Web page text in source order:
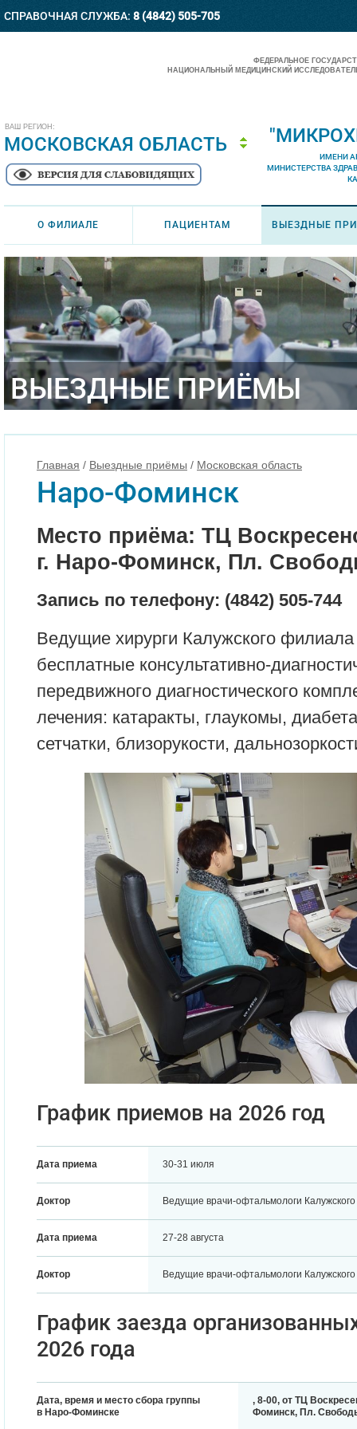
СПРАВОЧНАЯ СЛУЖБА: 8 (4842) 505-705
ВАШ РЕГИОН:
МОСКОВСКАЯ ОБЛАСТЬ
ФЕДЕРАЛЬНОЕ
НАЦИОНАЛЬНЫЙ МЕДИЦИНСКИЙ
ИМЕНИ
МИНИСТЕРСТВА
О ФИЛИАЛЕ ПАЦИЕНТАМ ВЫЕЗДНЫЕ
ВЫЕЗДНЫЕ ПРИЁМЫ
Главная / Выездные приёмы / Московская область
Наро-Фоминск
Место приёма: ТЦ
г. Наро-Фоминск, Пл.
Запись по телефону: (4842) 505-744
Ведущие хирурги Калужского
бесплатные консультативно-
передвижного диагностического
лечения: катаракты, глаукомы,
сетчатки, близорукости,
График приемов на 2026 год
Дата приема 30-31 июля
Доктор Ведущие врачи-офтальмологи
Дата приема 27-28 августа
Доктор Ведущие врачи-офтальмологи
График заезда
2026 года
Дата, время и место сбора группы
в Наро-Фоминске
, 8-00, от ТЦ
Фоминск, Пл.